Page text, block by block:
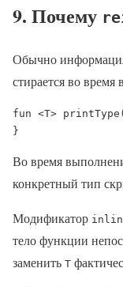
9. Почему
Обычно
стирается во
fun <T>
}
Во время
конкретный тип
Модификатор
тело функции
заменить T